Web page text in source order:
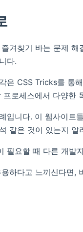
겨찾기 바는 문제
다.
은 CSS Tricks를 통
프로세스에서 다양한
입니다. 이 웹사이트
같은 것이 있는지 알
필요할 때 다른 개발
하다고 느끼신다면,